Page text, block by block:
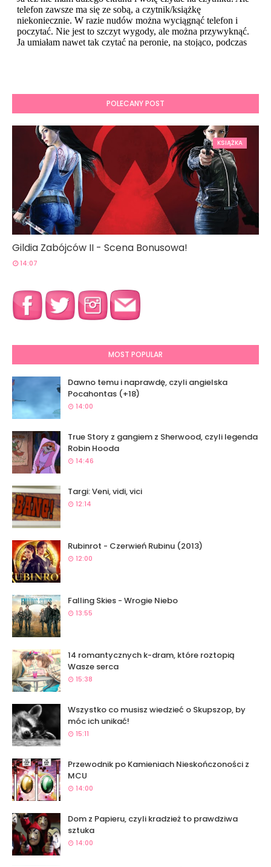
POLECANY POST
KSIĄŻKA
Gildia Zabójców II - Scena Bonusowa!
14:07
MOST POPULAR
Dawno temu i naprawdę, czyli angielska
Pocahontas (+18)
14:00
True Story z gangiem z Sherwood, czyli legenda
Robin Hooda
14:46
Targi: Veni, vidi, vici
12:14
Rubinrot - Czerwień Rubinu (2013)
12:00
Falling Skies - Wrogie Niebo
13:55
14 romantycznych k-dram, które roztopią
Wasze serca
15:38
Wszystko co musisz wiedzieć o Skupszop, by
móc ich unikać!
15:11
Przewodnik po Kamieniach Nieskończoności z
MCU
14:00
Dom z Papieru, czyli kradzież to prawdziwa
sztuka
14:00